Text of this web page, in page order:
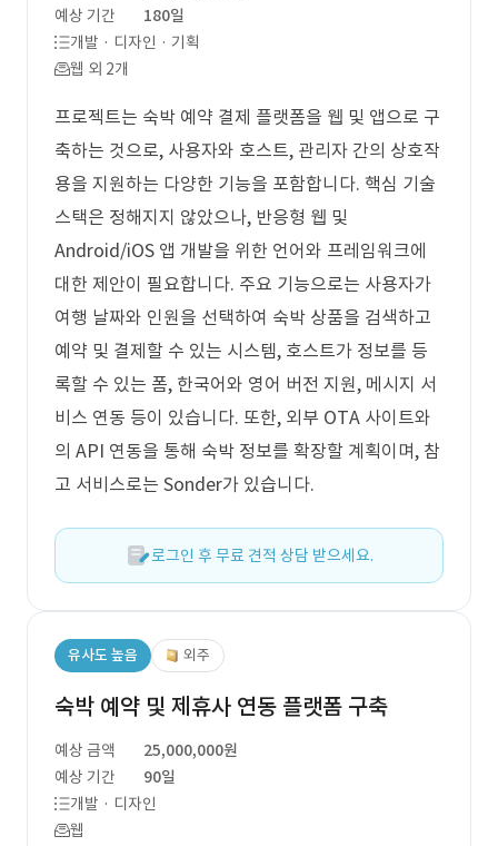
예상 기간
180일
개발 · 디자인 · 기획
웹 외 2개
프로젝트는 숙박 예약 결제 플랫폼을 웹 및 앱으로 구
축하는 것으로, 사용자와 호스트, 관리자 간의 상호작
용을 지원하는 다양한 기능을 포함합니다. 핵심 기술
스택은 정해지지 않았으나, 반응형 웹 및
Android/iOS 앱 개발을 위한 언어와 프레임워크에
대한 제안이 필요합니다. 주요 기능으로는 사용자가
여행 날짜와 인원을 선택하여 숙박 상품을 검색하고
예약 및 결제할 수 있는 시스템, 호스트가 정보를 등
록할 수 있는 폼, 한국어와 영어 버전 지원, 메시지 서
비스 연동 등이 있습니다. 또한, 외부 OTA 사이트와
의 API 연동을 통해 숙박 정보를 확장할 계획이며, 참
고 서비스로는 Sonder가 있습니다.
로그인 후 무료 견적 상담 받으세요.
유사도 높음 외주
숙박 예약 및 제휴사 연동 플랫폼 구축
예상 금액
25,000,000원
예상 기간
90일
개발 · 디자인
웹